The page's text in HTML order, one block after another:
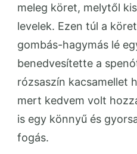
meleg köret, melytől
levelek. Ezen túl a
gombás-hagymás lé
benedvesítette a
rózsaszín kacsamellet
mert kedvem volt
is egy könnyű és
fogás.